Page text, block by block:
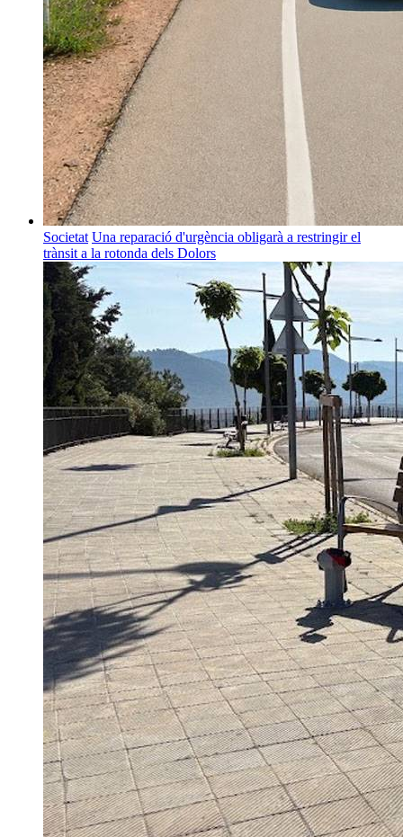
Societat Una reparació d'urgència obligarà a restringir el
trànsit a la rotonda dels Dolors